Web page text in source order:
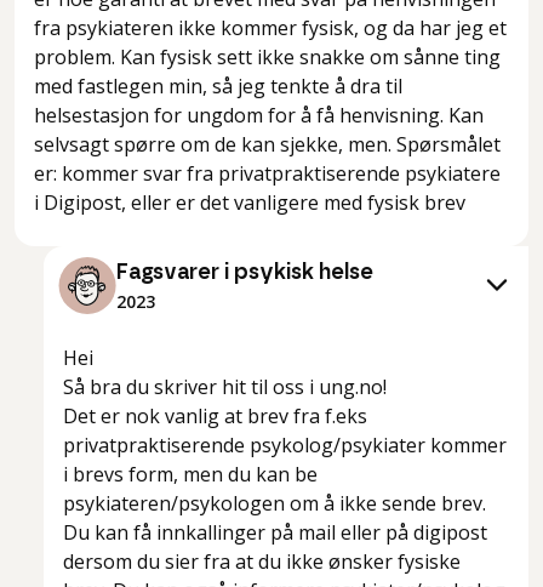
fra psykiateren ikke kommer fysisk, og da har jeg et
problem. Kan fysisk sett ikke snakke om sånne ting
med fastlegen min, så jeg tenkte å dra til
helsestasjon for ungdom for å få henvisning. Kan
selvsagt spørre om de kan sjekke, men. Spørsmålet
er: kommer svar fra privatpraktiserende psykiatere
i Digipost, eller er det vanligere med fysisk brev
Fagsvarer i psykisk helse
2023
Hei
Så bra du skriver hit til oss i ung.no!
Det er nok vanlig at brev fra f.eks
privatpraktiserende psykolog/psykiater kommer
i brevs form, men du kan be
psykiateren/psykologen om å ikke sende brev.
Du kan få innkallinger på mail eller på digipost
dersom du sier fra at du ikke ønsker fysiske